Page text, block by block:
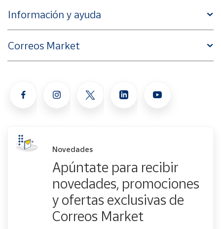
Información y ayuda
Correos Market
Novedades
Apúntate para recibir
novedades, promociones
y ofertas exclusivas de
Correos Market